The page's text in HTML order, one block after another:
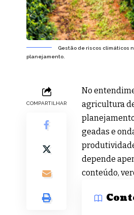
Gestão de riscos climáticos
planejamento.
COMPARTILHAR
No
agricultura
geadas e
depende
conteúdo,